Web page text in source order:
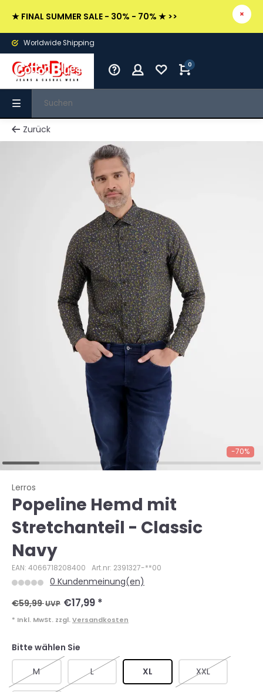
★ FINAL SUMMER SALE - 30% - 70% ★ >>
Worldwide Shipping
0
Zurück
-70%
Lerros
Popeline Hemd mit
Stretchanteil - Classic
Navy
EAN: 4066718208400 Art.nr: 2391327-**00
0 Kundenmeinung(en)
€59,99UVP €17,99 *
* Inkl. MwSt. zzgl. Versandkosten
Bitte wählen Sie
M L XL XXL